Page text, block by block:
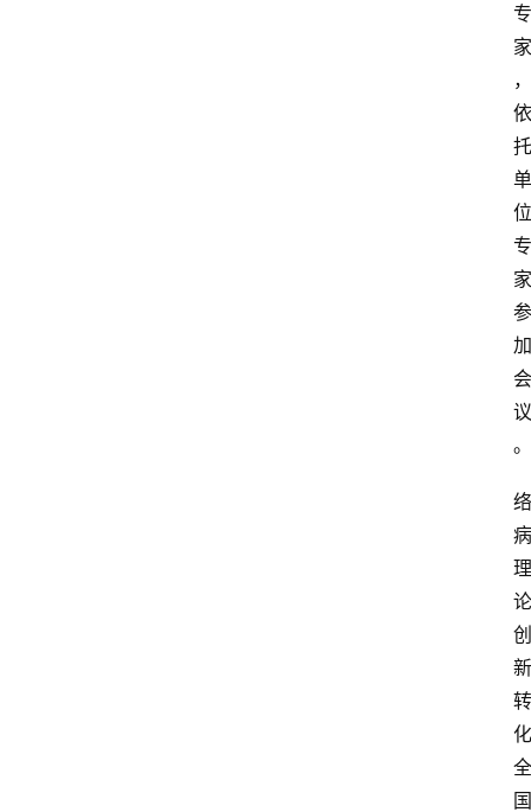
专
家
，
依
托
单
位
专
家
参
加
会
议
。
络
病
理
论
创
新
转
化
全
国